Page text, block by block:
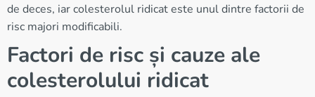
de deces, iar colesterolul ridicat este unul dintre factorii de
risc majori modificabili.
Factori de risc și cauze ale
colesterolului ridicat